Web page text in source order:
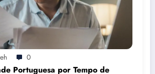
0
Portuguesa por Tempo de